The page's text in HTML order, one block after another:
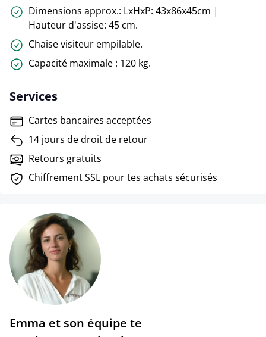
Dimensions approx.: LxHxP: 43x86x45cm |
Hauteur d'assise: 45 cm.
Chaise visiteur empilable.
Capacité maximale : 120 kg.
Services
Cartes bancaires acceptées
14 jours de droit de retour
Retours gratuits
Chiffrement SSL pour tes achats sécurisés
Emma et son équipe te